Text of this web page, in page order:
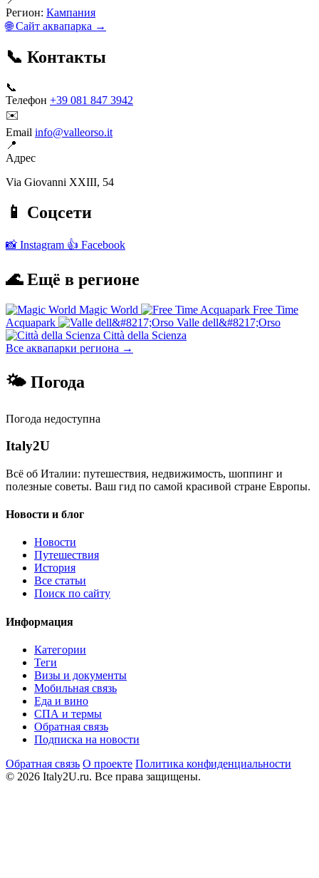
Регион: Кампания
🌐 Сайт аквапарка →
📞 Контакты
📞
Телефон +39 081 847 3942
✉️
Email info@valleorso.it
📍
Адрес
Via Giovanni XXIII, 54
📱 Соцсети
📸 Instagram 👍 Facebook
🌊 Ещё в регионе
Magic World
Free Time
Acquapark
Valle dell&#8217;Orso
Città della Scienza
Все аквапарки региона →
🌤 Погода
Погода недоступна
Italy2U
Всё об Италии: путешествия, недвижимость, шоппинг и
полезные советы. Ваш гид по самой красивой стране Европы.
Новости и блог
Новости
Путешествия
История
Все статьи
Поиск по сайту
Информация
Категории
Теги
Визы и документы
Мобильная связь
Еда и вино
СПА и термы
Обратная связь
Подписка на новости
Обратная связь О проекте Политика конфиденциальности
© 2026 Italy2U.ru. Все права защищены.